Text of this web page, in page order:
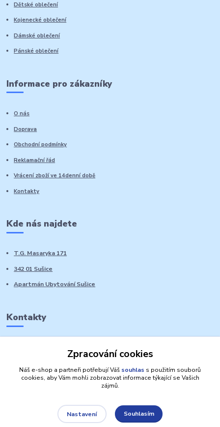
Dětské oblečení
Kojenecké oblečení
Dámské oblečení
Pánské oblečení
Informace pro zákazníky
O nás
Doprava
Obchodní podmínky
Reklamační řád
Vrácení zboží ve 14denní době
Kontakty
Kde nás najdete
T.G. Masaryka 171
342 01 Sušice
Apartmán Ubytování Sušice
Kontakty
Zpracování cookies
Náš e-shop a partneři potřebují Váš souhlas s použitím souborů
cookies, aby Vám mohli zobrazovat informace týkající se Vašich
zájmů.
Nastavení Souhlasím